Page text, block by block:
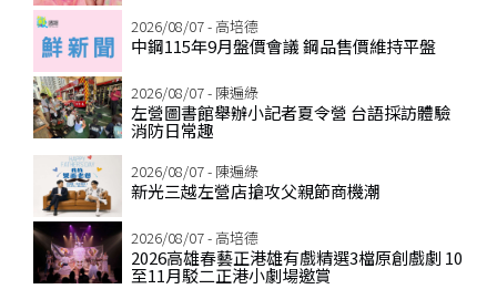
2026/08/07 - 高培德
中鋼115年9月盤價會議 鋼品售價維持平盤
2026/08/07 - 陳遍綠
左營圖書館舉辦小記者夏令營 台語採訪體驗
消防日常趣
2026/08/07 - 陳遍綠
新光三越左營店搶攻父親節商機潮
2026/08/07 - 高培德
2026高雄春藝正港雄有戲精選3檔原創戲劇 10
至11月駁二正港小劇場邀賞